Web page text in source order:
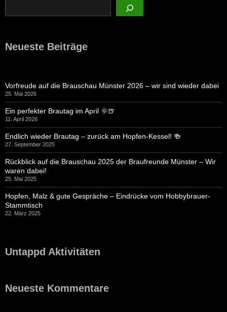
Neueste Beiträge
Vorfreude auf die Brauschau Münster 2026 – wir sind wieder dabei
25. Mai 2026
Ein perfekter Brautag im April 🌞🍺
11. April 2026
Endlich wieder Brautag – zurück am Hopfen-Kessel! 🍻
27. September 2025
Rückblick auf die Brauschau 2025 der Braufreunde Münster – Wir
waren dabei!
25. Mai 2025
Hopfen, Malz & gute Gespräche – Eindrücke vom Hobbybrauer-
Stammtisch
22. März 2025
Untappd Aktivitäten
Neueste Kommentare